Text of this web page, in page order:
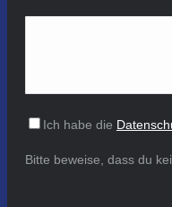
Ich habe die
Bitte beweise, dass du